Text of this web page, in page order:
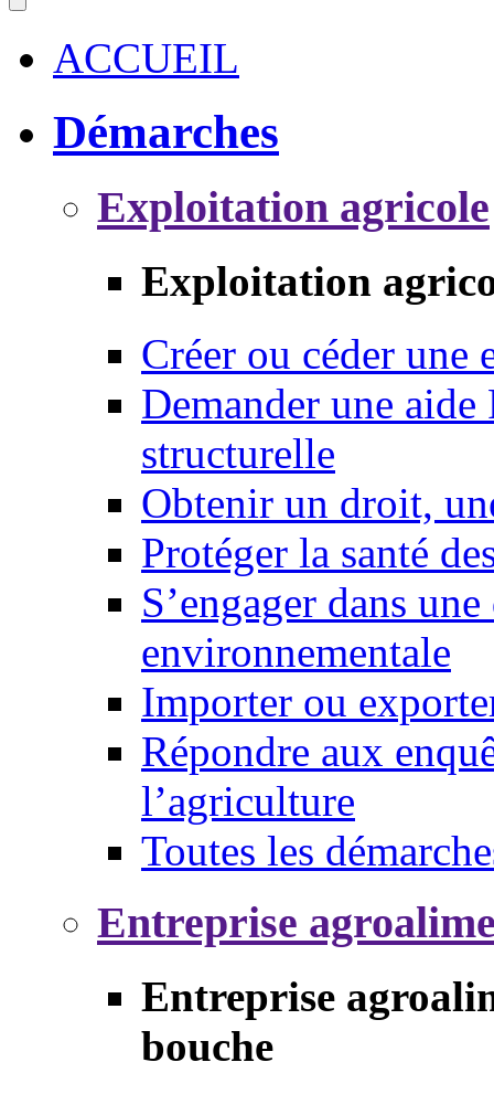
ACCUEIL
Démarches
Exploitation agricole
Exploitation
Créer ou céder une
Demander une
structurelle
Obtenir un droit,
Protéger la santé
S’engager dans
environnementale
Importer ou
Répondre aux
l’agriculture
Toutes les
Entreprise
Entreprise
bouche